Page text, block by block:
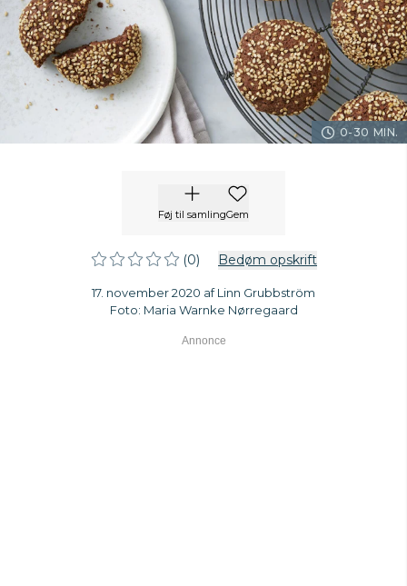
0-30 MIN.
Føj til samlingGem
(0) Bedøm opskrift
17. november 2020 af Linn Grubbström
Foto: Maria Warnke Nørregaard